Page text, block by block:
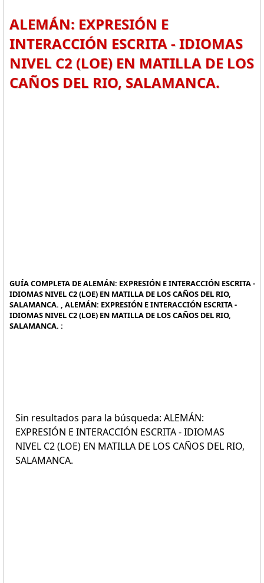
ALEMÁN: EXPRESIÓN E
INTERACCIÓN ESCRITA - IDIOMAS
NIVEL C2 (LOE) EN MATILLA DE LOS
CAÑOS DEL RIO, SALAMANCA.
GUÍA COMPLETA DE ALEMÁN: EXPRESIÓN E INTERACCIÓN ESCRITA -
IDIOMAS NIVEL C2 (LOE) EN MATILLA DE LOS CAÑOS DEL RIO,
SALAMANCA. , ALEMÁN: EXPRESIÓN E INTERACCIÓN ESCRITA -
IDIOMAS NIVEL C2 (LOE) EN MATILLA DE LOS CAÑOS DEL RIO,
SALAMANCA. :
Sin resultados para la búsqueda: ALEMÁN:
EXPRESIÓN E INTERACCIÓN ESCRITA - IDIOMAS
NIVEL C2 (LOE) EN MATILLA DE LOS CAÑOS DEL RIO,
SALAMANCA.